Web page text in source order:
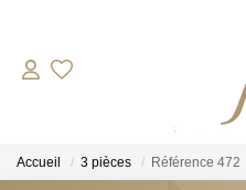
Accueil 3 pièces Référence 472